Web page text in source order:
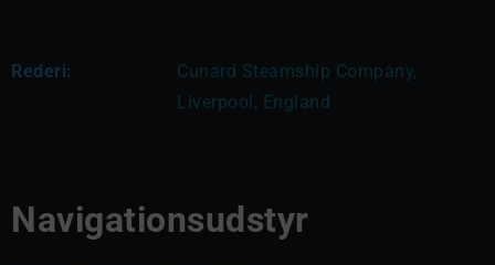
Rederi:
Cunard Steamship Company,
Liverpool, England
Navigationsudstyr